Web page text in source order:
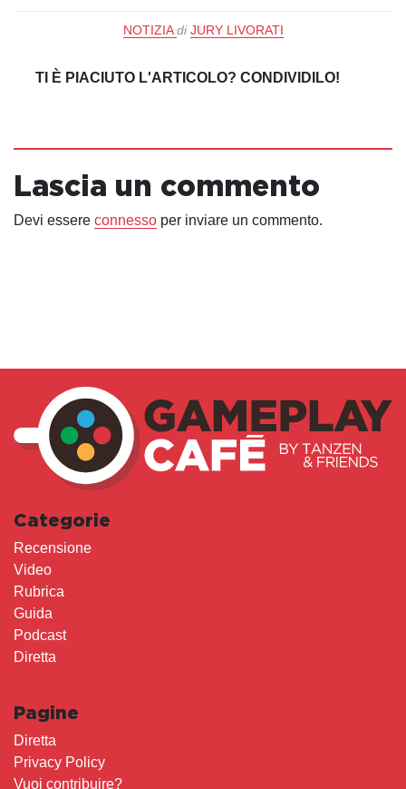
NOTIZIA di JURY LIVORATI
TI È PIACIUTO L'ARTICOLO? CONDIVIDILO!
Lascia un commento
Devi essere connesso per inviare un commento.
Categorie
Recensione
Video
Rubrica
Guida
Podcast
Diretta
Pagine
Diretta
Privacy Policy
Vuoi contribuire?